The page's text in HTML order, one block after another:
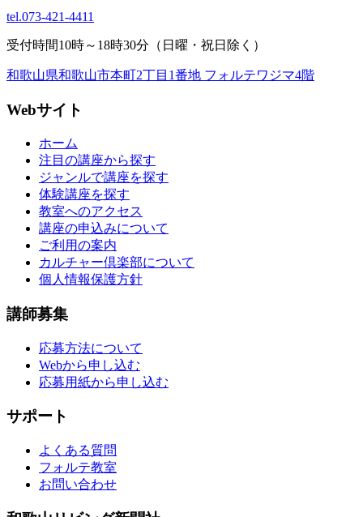
tel.073-421-4411
受付時間10時～18時30分（日曜・祝日除く）
和歌山県和歌山市本町2丁目1番地 フォルテワジマ4階
Webサイト
ホーム
注目の講座から探す
ジャンルで講座を探す
体験講座を探す
教室へのアクセス
講座の申込みについて
ご利用の案内
カルチャー倶楽部について
個人情報保護方針
講師募集
応募方法について
Webから申し込む
応募用紙から申し込む
サポート
よくある質問
フォルテ教室
お問い合わせ